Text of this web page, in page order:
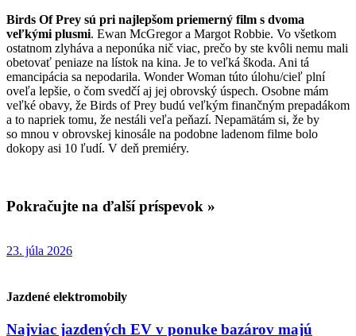
Birds Of Prey sú pri najlepšom priemerný film s dvoma
veľkými plusmi. Ewan McGregor a Margot Robbie. Vo všetkom
ostatnom zlyháva a neponúka nič viac, prečo by ste kvôli nemu mali
obetovať peniaze na lístok na kina. Je to veľká škoda. Ani tá
emancipácia sa nepodarila. Wonder Woman túto úlohu/cieľ plní
oveľa lepšie, o čom svedčí aj jej obrovský úspech. Osobne mám
veľké obavy, že Birds of Prey budú veľkým finančným prepadákom
a to napriek tomu, že nestáli veľa peňazí. Nepamätám si, že by
so mnou v obrovskej kinosále na podobne ladenom filme bolo
dokopy asi 10 ľudí. V deň premiéry.
Pokračujte na ďalší príspevok »
23. júla 2026
Jazdené elektromobily
Najviac jazdených EV v ponuke bazárov majú